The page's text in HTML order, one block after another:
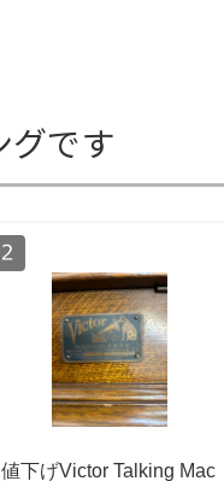
グです
値下げVictor Talking Mac